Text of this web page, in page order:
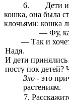
6. Дети
кошка, она была
клочьями: кошка
— Фу,
— Так и хочется
Надя.
И дети
посту пок детей?
Зло - это
растениям.
7.